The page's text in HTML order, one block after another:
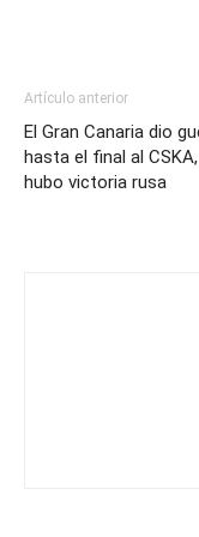
Artículo anterior
El Gran Canaria dio
hasta el final al
hubo victoria rusa